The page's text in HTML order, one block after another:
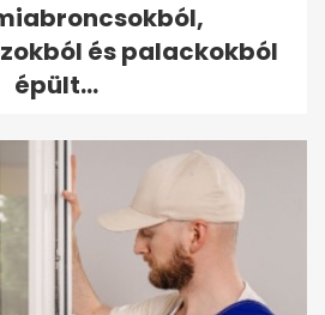
és palackokból
épült...